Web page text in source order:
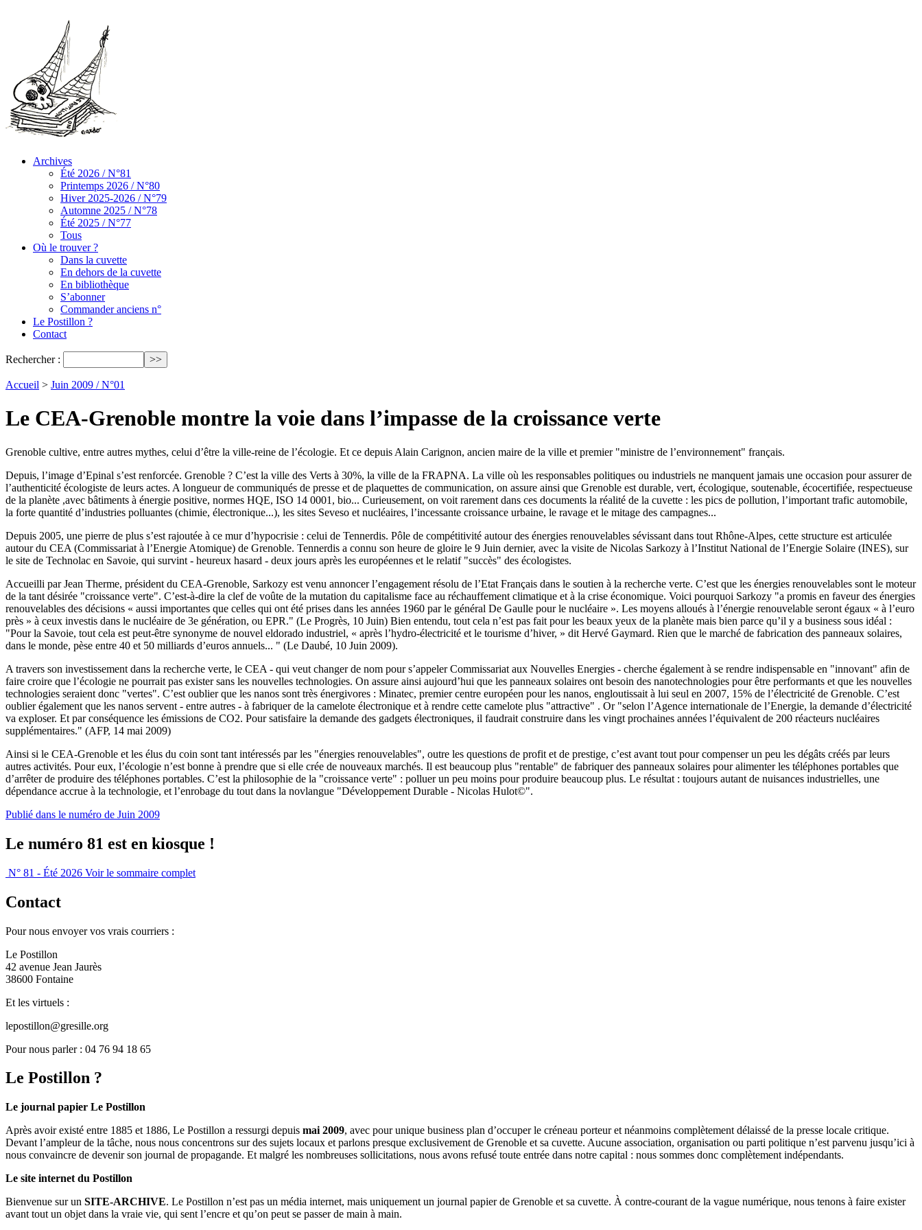
Archives
Été 2026 / N°81
Printemps 2026 / N°80
Hiver 2025-2026 / N°79
Automne 2025 / N°78
Été 2025 / N°77
Tous
Où le trouver ?
Dans la cuvette
En dehors de la cuvette
En bibliothèque
S’abonner
Commander anciens n°
Le Postillon ?
Contact
Rechercher :
Accueil > Juin 2009 / N°01
Le CEA-Grenoble montre la voie dans l’impasse de la croissance verte
Grenoble cultive, entre autres mythes, celui d’être la ville-reine de l’écologie. Et ce depuis Alain Carignon, ancien maire de la ville et premier "ministre de l’environnement" français.
Depuis, l’image d’Epinal s’est renforcée. Grenoble ? C’est la ville des Verts à 30%, la ville de la FRAPNA. La ville où les responsables politiques ou industriels ne manquent jamais une occasion pour assurer de
l’authenticité écologiste de leurs actes. A longueur de communiqués de presse et de plaquettes de communication, on assure ainsi que Grenoble est durable, vert, écologique, soutenable, écocertifiée, respectueuse
de la planète ,avec bâtiments à énergie positive, normes HQE, ISO 14 0001, bio... Curieusement, on voit rarement dans ces documents la réalité de la cuvette : les pics de pollution, l’important trafic automobile,
la forte quantité d’industries polluantes (chimie, électronique...), les sites Seveso et nucléaires, l’incessante croissance urbaine, le ravage et le mitage des campagnes...
Depuis 2005, une pierre de plus s’est rajoutée à ce mur d’hypocrisie : celui de Tennerdis. Pôle de compétitivité autour des énergies renouvelables sévissant dans tout Rhône-Alpes, cette structure est articulée
autour du CEA (Commissariat à l’Energie Atomique) de Grenoble. Tennerdis a connu son heure de gloire le 9 Juin dernier, avec la visite de Nicolas Sarkozy à l’Institut National de l’Energie Solaire (INES), sur
le site de Technolac en Savoie, qui survint - heureux hasard - deux jours après les européennes et le relatif "succès" des écologistes.
Accueilli par Jean Therme, président du CEA-Grenoble, Sarkozy est venu annoncer l’engagement résolu de l’Etat Français dans le soutien à la recherche verte. C’est que les énergies renouvelables sont le moteur
de la tant désirée "croissance verte". C’est-à-dire la clef de voûte de la mutation du capitalisme face au réchauffement climatique et à la crise économique. Voici pourquoi Sarkozy "a promis en faveur des énergies
renouvelables des décisions « aussi importantes que celles qui ont été prises dans les années 1960 par le général De Gaulle pour le nucléaire ». Les moyens alloués à l’énergie renouvelable seront égaux « à l’euro
près » à ceux investis dans le nucléaire de 3e génération, ou EPR." (Le Progrès, 10 Juin) Bien entendu, tout cela n’est pas fait pour les beaux yeux de la planète mais bien parce qu’il y a business sous idéal :
"Pour la Savoie, tout cela est peut-être synonyme de nouvel eldorado industriel, « après l’hydro-électricité et le tourisme d’hiver, » dit Hervé Gaymard. Rien que le marché de fabrication des panneaux solaires,
dans le monde, pèse entre 40 et 50 milliards d’euros annuels... " (Le Daubé, 10 Juin 2009).
A travers son investissement dans la recherche verte, le CEA - qui veut changer de nom pour s’appeler Commissariat aux Nouvelles Energies - cherche également à se rendre indispensable en "innovant" afin de
faire croire que l’écologie ne pourrait pas exister sans les nouvelles technologies. On assure ainsi aujourd’hui que les panneaux solaires ont besoin des nanotechnologies pour être performants et que les nouvelles
technologies seraient donc "vertes". C’est oublier que les nanos sont très énergivores : Minatec, premier centre européen pour les nanos, engloutissait à lui seul en 2007, 15% de l’électricité de Grenoble. C’est
oublier également que les nanos servent - entre autres - à fabriquer de la camelote électronique et à rendre cette camelote plus "attractive" . Or "selon l’Agence internationale de l’Energie, la demande d’électricité
va exploser. Et par conséquence les émissions de CO2. Pour satisfaire la demande des gadgets électroniques, il faudrait construire dans les vingt prochaines années l’équivalent de 200 réacteurs nucléaires
supplémentaires." (AFP, 14 mai 2009)
Ainsi si le CEA-Grenoble et les élus du coin sont tant intéressés par les "énergies renouvelables", outre les questions de profit et de prestige, c’est avant tout pour compenser un peu les dégâts créés par leurs
autres activités. Pour eux, l’écologie n’est bonne à prendre que si elle crée de nouveaux marchés. Il est beaucoup plus "rentable" de fabriquer des panneaux solaires pour alimenter les téléphones portables que
d’arrêter de produire des téléphones portables. C’est la philosophie de la "croissance verte" : polluer un peu moins pour produire beaucoup plus. Le résultat : toujours autant de nuisances industrielles, une
dépendance accrue à la technologie, et l’enrobage du tout dans la novlangue "Développement Durable - Nicolas Hulot©".
Publié dans le numéro de Juin 2009
Le numéro 81 est en kiosque !
N° 81 - Été 2026 Voir le sommaire complet
Contact
Pour nous envoyer vos vrais courriers :
Le Postillon
42 avenue Jean Jaurès
38600 Fontaine
Et les virtuels :
lepostillon@gresille.org
Pour nous parler : 04 76 94 18 65
Le Postillon ?
Le journal papier Le Postillon
Après avoir existé entre 1885 et 1886, Le Postillon a ressurgi depuis mai 2009, avec pour unique business plan d’occuper le créneau porteur et néanmoins complètement délaissé de la presse locale critique.
Devant l’ampleur de la tâche, nous nous concentrons sur des sujets locaux et parlons presque exclusivement de Grenoble et sa cuvette. Aucune association, organisation ou parti politique n’est parvenu jusqu’ici à
nous convaincre de devenir son journal de propagande. Et malgré les nombreuses sollicitations, nous avons refusé toute entrée dans notre capital : nous sommes donc complètement indépendants.
Le site internet du Postillon
Bienvenue sur un SITE-ARCHIVE. Le Postillon n’est pas un média internet, mais uniquement un journal papier de Grenoble et sa cuvette. À contre-courant de la vague numérique, nous tenons à faire exister
avant tout un objet dans la vraie vie, qui sent l’encre et qu’on peut se passer de main à main.